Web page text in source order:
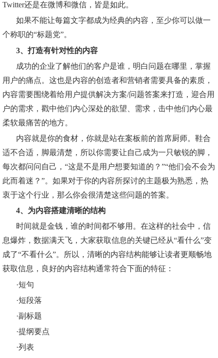
Twitter还是在微博和微信，皆是如此。
如果不能让每篇文字都成为经典的内容，至少你可以做一
个称职的“标题党”。
3、打造有针对性的内容
成功的企业了解他们的客户是谁，明白问题在哪里，掌握
用户的痛点。这也是内容的创造者和营销者需要具备的素质，
内容需要围绕着给用户提供解决方案/问题答案来打造，迎合用
户的需求，戳中他们内心深处的欲望、需求，击中他们内心最
柔软最痛苦的地方。
内容就是你的食材，你就是站在案板前的首席厨师。鞋合
适不合适，脚最清楚，所以你需要让自己成为一只敏锐的脚，
每次都问问自己，“这是不是用户想要知道的？”“他们会不会为
此而着迷？”。如果对于你的内容所探讨的主题极为熟悉，热
衷于这个行业，那么你会很清楚这些问题的答案。
4、为内容搭建清晰的结构
时间就是金钱，谁的时间都不够用。在这样的社会中，信
息爆炸，数据满天飞，大家获取信息的关键已经从“看什么”变
成了“不看什么”。所以，清晰的内容结构能够让读者更顺畅地
获取信息，良好的内容结构通常符合下面的特征：
·短句
·短段落
·副标题
·提纲要点
·列表